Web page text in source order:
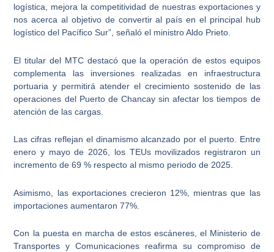
logística, mejora la competitividad de nuestras exportaciones y
nos acerca al objetivo de convertir al país en el principal hub
logístico del Pacífico Sur”, señaló el ministro Aldo Prieto.
El titular del MTC destacó que la operación de estos equipos
complementa las inversiones realizadas en infraestructura
portuaria y permitirá atender el crecimiento sostenido de las
operaciones del Puerto de Chancay sin afectar los tiempos de
atención de las cargas.
Las cifras reflejan el dinamismo alcanzado por el puerto. Entre
enero y mayo de 2026, los TEUs movilizados registraron un
incremento de 69 % respecto al mismo periodo de 2025.
Asimismo, las exportaciones crecieron 12%, mientras que las
importaciones aumentaron 77%.
Con la puesta en marcha de estos escáneres, el Ministerio de
Transportes y Comunicaciones reafirma su compromiso de